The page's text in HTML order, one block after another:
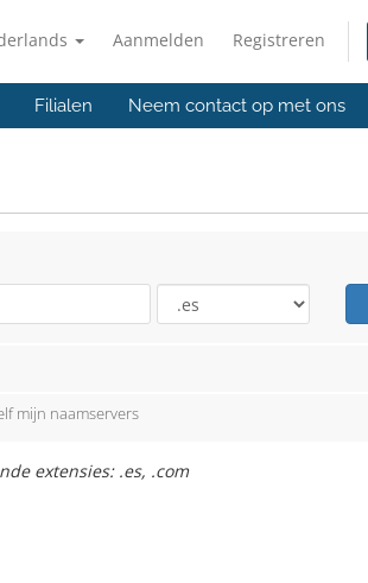
Aanmelden Registreren
Filialen Neem contact op met ons
mijn naamservers
extensies: .es, .com